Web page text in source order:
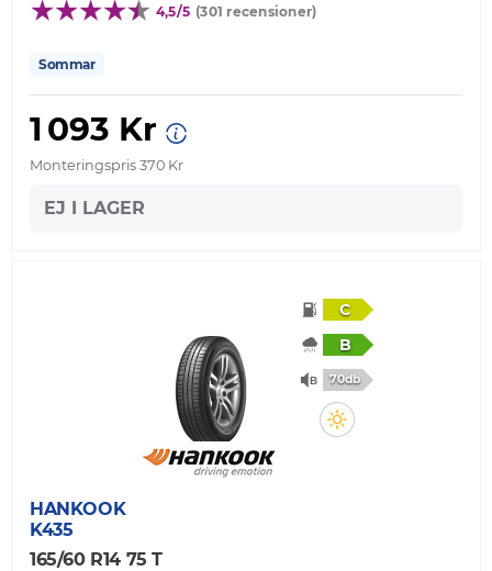
4,5/5 (301 recensioner)
Sommar
1 093 Kr
Monteringspris 370 Kr
EJ I LAGER
C
B
70db
HANKOOK
K435
165/60 R14 75 T